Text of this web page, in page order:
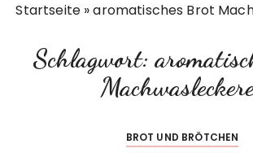
Startseite »aromatisches Brot
Schlagwort:
BROT UND BRÖTCHEN